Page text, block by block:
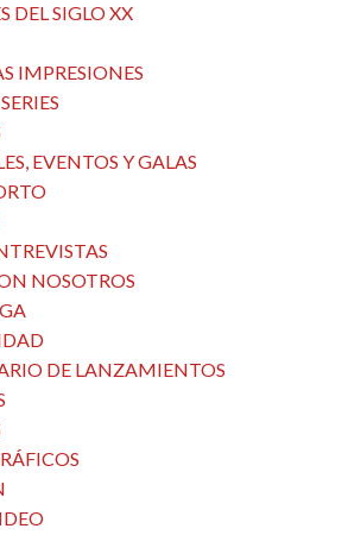
DEL SIGLO XX
IMPRESIONES
EVENTOS Y GALAS
NOSOTROS
DE LANZAMIENTOS